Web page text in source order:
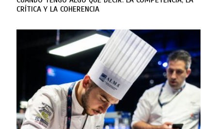
CRÍTICA Y LA COHERENCIA